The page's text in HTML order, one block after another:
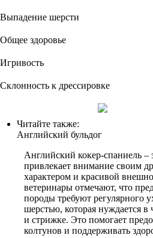
Выпадение шерсти
Общее здоровье
Игривость
Склонность к дрессировке
Читайте также:
Английский бульдог
Английский кокер-спаниель –
привлекает внимание своим
характером и красивой
ветеринары отмечают, что
породы требуют регулярного
шерстью, которая нуждается в
и стрижке. Это помогает
колтунов и поддерживать